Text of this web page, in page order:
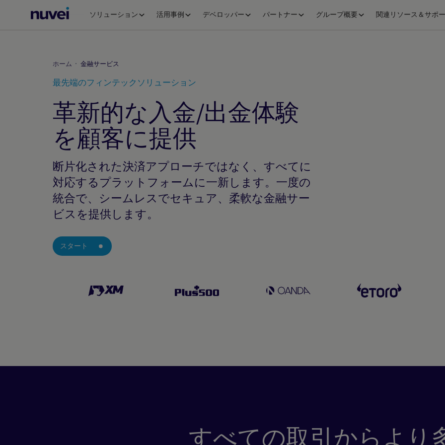
Nuvei
ペ
ジ
ソリューション 活用事例 デベロッパー パートナー グループ概要 関連リソース＆サポ
ホーム 金融サービス
最先端のフィンテックソリューション
革新的な入金/出金体験
を顧客に提供
断片化された決済アプローチではなく、すべてに
対応するプラットフォームに一新します。一度の
統合で、シームレスでセキュア、柔軟な金融サー
ビスを提供します。
スタート
すべての取引からより